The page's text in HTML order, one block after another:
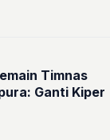
Timnas
Ganti Kiper